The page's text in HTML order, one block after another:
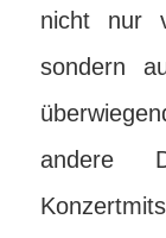
nicht nur
sondern
andere